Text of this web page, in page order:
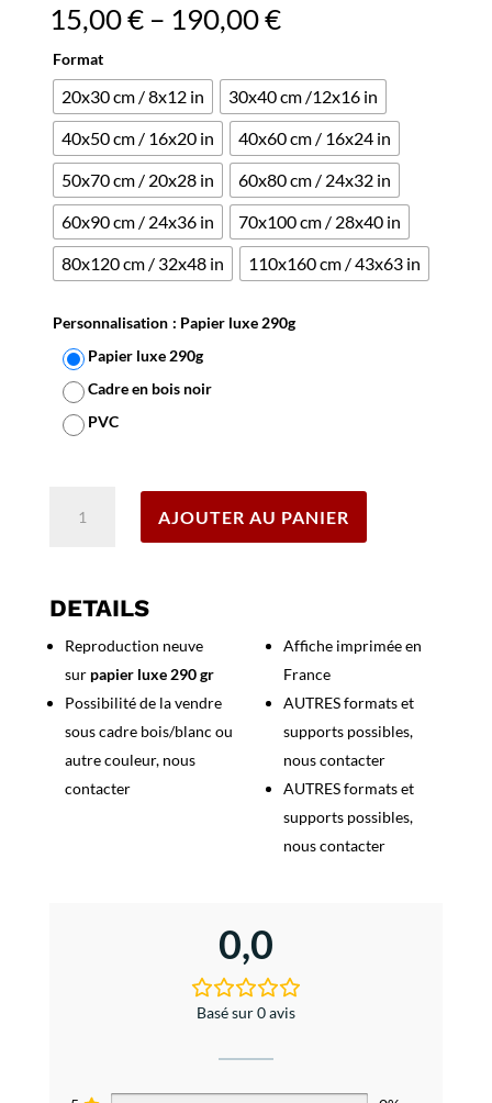
15,00€– 190,00€
Format
20x30 cm / 8x12 in
30x40 cm /12x16 in
40x50 cm / 16x20 in
40x60 cm / 16x24 in
50x70 cm / 20x28 in
60x80 cm / 24x32 in
60x90 cm / 24x36 in
70x100 cm / 28x40 in
80x120 cm / 32x48 in
110x160 cm / 43x63 in
Personnalisation : Papier luxe 290g
Papier luxe 290g
Cadre en bois noir
PVC
Sebastian
AJOUTER AU PANIER
DETAILS
Reproduction neuve
sur papier luxe 290 gr
Possibilité de la vendre
sous cadre bois/blanc ou
autre couleur, nous
contacter
Affiche imprimée en
France
AUTRES formats et
supports possibles,
nous contacter
AUTRES formats et
supports possibles,
nous contacter
0,0
Basé sur 0 avis